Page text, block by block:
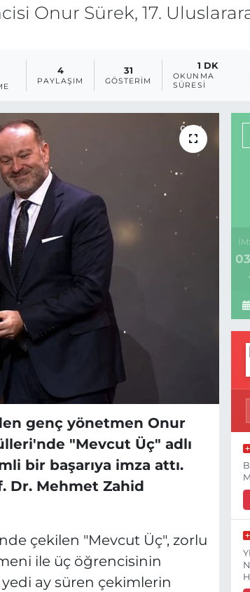
Onur Sürek, 17.
4
PAYLAŞIM
31
GÖSTERIM
1 DK
OKUNMA
SÜRESI
genç yönetmen Onur
"Mevcut Üç" adlı
bir başarıya imza attı.
Dr. Mehmet Zahid
çekilen "Mevcut Üç", zorlu
ile üç öğrencisinin
ay süren çekimlerin